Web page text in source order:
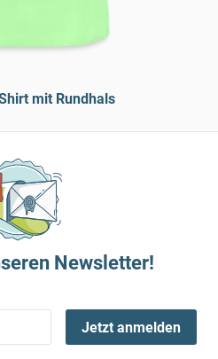
mit Rundhals
Newsletter!
Jetzt anmelden